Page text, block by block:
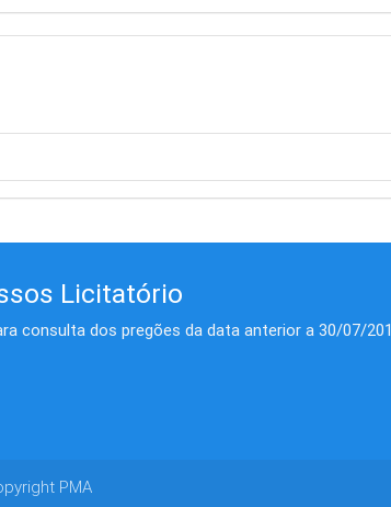
Licitatório
consulta dos pregões da data anterior a 30/07/
PMA